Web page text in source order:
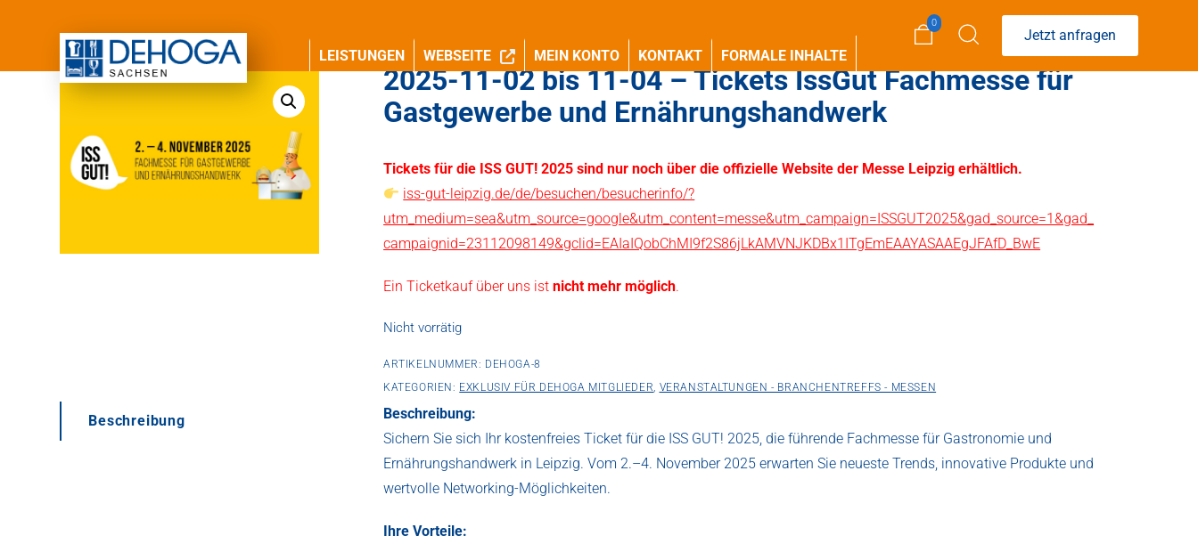
LEISTUNGEN WEBSEITE MEIN KONTO KONTAKT FORMALE INHALTE
0
Jetzt anfragen
2025-11-02 bis 11-04 – Tickets IssGut Fachmesse für
Gastgewerbe und Ernährungshandwerk
Tickets für die ISS GUT! 2025 sind nur noch über die offizielle Website der Messe Leipzig erhältlich.
iss-gut-leipzig.de/de/besuchen/besucherinfo/?
utm_medium=sea&utm_source=google&utm_content=messe&utm_campaign=ISSGUT2025&gad_source=1&gad_
campaignid=23112098149&gclid=EAIaIQobChMI9f2S86jLkAMVNJKDBx1ITgEmEAAYASAAEgJFAfD_BwE
Ein Ticketkauf über uns istnicht mehr möglich.
Nicht vorrätig
ARTIKELNUMMER: DEHOGA-8
KATEGORIEN: EXKLUSIV FÜR DEHOGA MITGLIEDER, VERANSTALTUNGEN - BRANCHENTREFFS - MESSEN
Beschreibung
Beschreibung:
Sichern Sie sich Ihr kostenfreies Ticket für die ISS GUT! 2025, die führende Fachmesse für Gastronomie und
Ernährungshandwerk in Leipzig. Vom 2.–4. November 2025 erwarten Sie neueste Trends, innovative Produkte und
wertvolle Networking-Möglichkeiten.
Ihre Vorteile: